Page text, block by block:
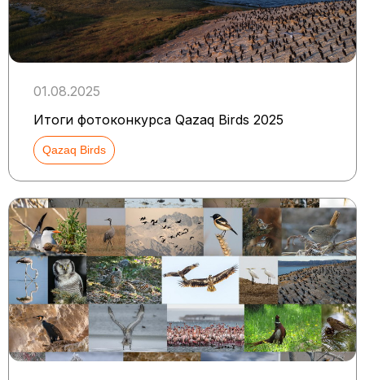
01.08.2025
Итоги фотоконкурса Qazaq Birds 2025
Qazaq Birds